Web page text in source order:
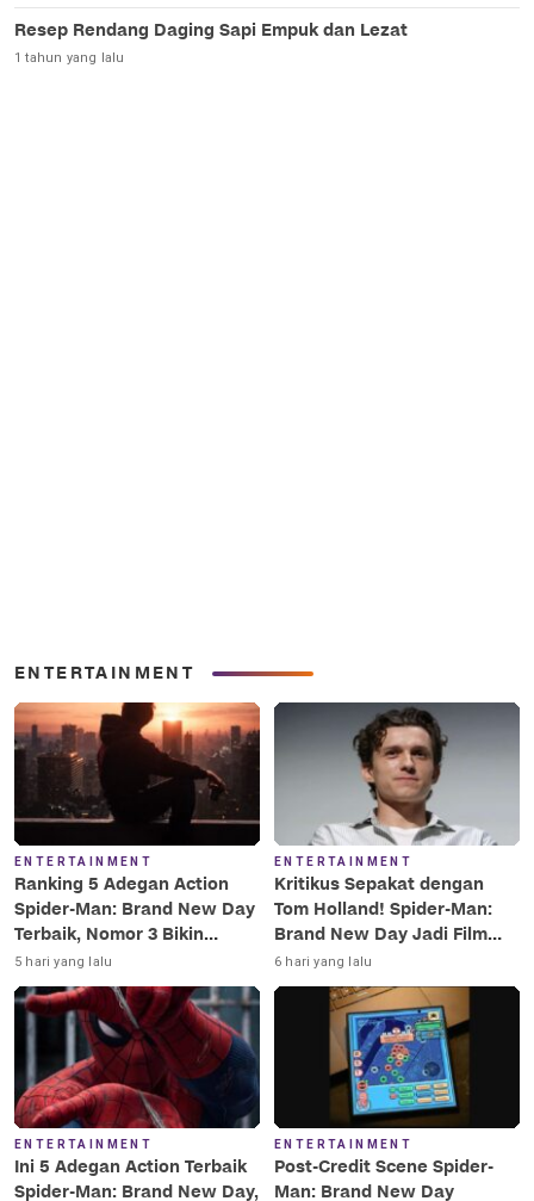
Resep Rendang Daging Sapi Empuk dan Lezat
1 tahun yang lalu
ENTERTAINMENT
ENTERTAINMENT
Ranking 5 Adegan Action
Spider-Man: Brand New Day
Terbaik, Nomor 3 Bikin
Terkesima!
5 hari yang lalu
ENTERTAINMENT
Kritikus Sepakat dengan
Tom Holland! Spider-Man:
Brand New Day Jadi Film
Terbaik Era MCU
6 hari yang lalu
ENTERTAINMENT
Ini 5 Adegan Action Terbaik
Spider-Man: Brand New Day,
ENTERTAINMENT
Post-Credit Scene Spider-
Man: Brand New Day